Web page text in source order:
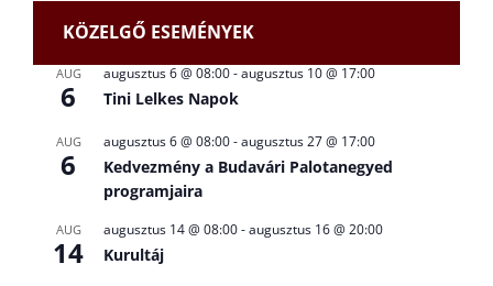
KÖZELGŐ ESEMÉNYEK
AUG
6
augusztus 6 @ 08:00-augusztus 10 @ 17:00
Tini Lelkes Napok
AUG
6
augusztus 6 @ 08:00-augusztus 27 @ 17:00
Kedvezmény a Budavári Palotanegyed
programjaira
AUG
14
augusztus 14 @ 08:00-augusztus 16 @ 20:00
Kurultáj